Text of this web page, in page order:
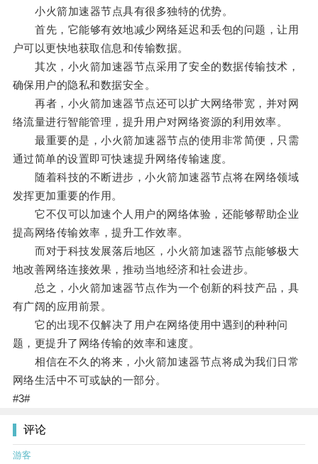
小火箭加速器节点具有很多独特的优势。
首先，它能够有效地减少网络延迟和丢包的问题，让用
户可以更快地获取信息和传输数据。
其次，小火箭加速器节点采用了安全的数据传输技术，
确保用户的隐私和数据安全。
再者，小火箭加速器节点还可以扩大网络带宽，并对网
络流量进行智能管理，提升用户对网络资源的利用效率。
最重要的是，小火箭加速器节点的使用非常简便，只需
通过简单的设置即可快速提升网络传输速度。
随着科技的不断进步，小火箭加速器节点将在网络领域
发挥更加重要的作用。
它不仅可以加速个人用户的网络体验，还能够帮助企业
提高网络传输效率，提升工作效率。
而对于科技发展落后地区，小火箭加速器节点能够极大
地改善网络连接效果，推动当地经济和社会进步。
总之，小火箭加速器节点作为一个创新的科技产品，具
有广阔的应用前景。
它的出现不仅解决了用户在网络使用中遇到的种种问
题，更提升了网络传输的效率和速度。
相信在不久的将来，小火箭加速器节点将成为我们日常
网络生活中不可或缺的一部分。
#3#
评论
游客